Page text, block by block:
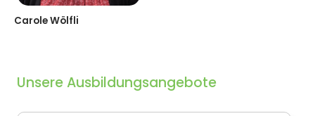
Carole Wölfli
Unsere Ausbildungsangebote